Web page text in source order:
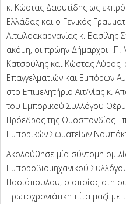
κ. Κώστας Δαουτίδης ως
Ελλάδας και ο Γενικός
Αιτωλοακαρνανίας κ.
ακόμη, οι πρώην Δήμαρχοι Ι.Π.
Κατσούλης και Κώστας
Επαγγελματιών και Εμπόρων
στο Επιμελητήριο Αιτ/νίας κ.
του Εμπορικού Συλλόγου
Πρόεδρος της Ομοσπονδίας
Εμπορικών Σωματείων
Ακολούθησε μία σύντομη
Εμποροβιομηχανικού
Πασιόπουλου, ο οποίος στη
πρωτοχρονιάτικη πίτα μαζί